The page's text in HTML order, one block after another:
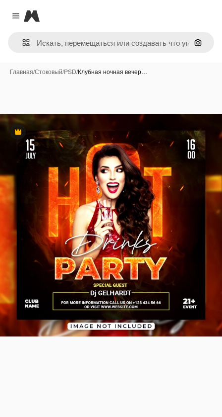
Close menu
Magnific
Поиск
Главная/Стоковый/PSD/Клубная ночная вечер…
Премиум